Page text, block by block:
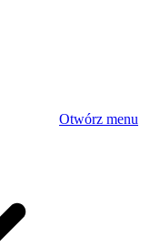
Otwórz menu